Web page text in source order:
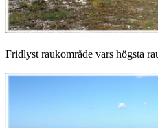
Fridlyst raukområde vars högsta